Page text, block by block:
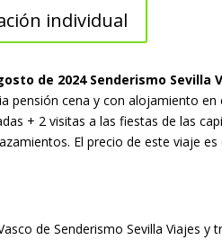
individual
de 2024 Senderismo
pensión cena y con alojamiento
+ 2 visitas a las fiestas de las
El precio de este viaje
de Senderismo Sevilla Viajes